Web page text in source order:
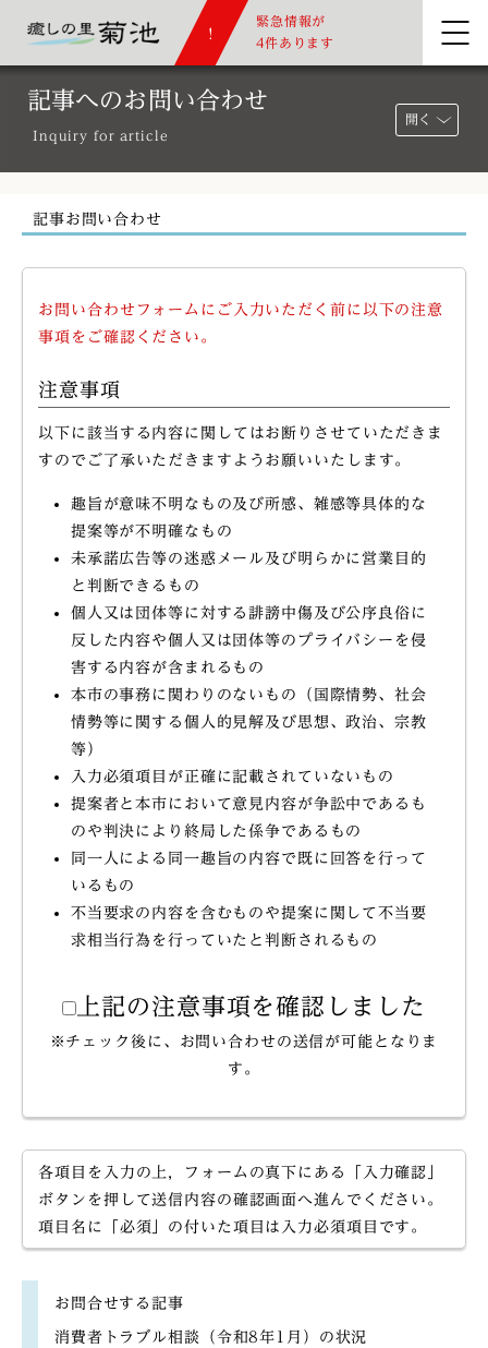
緊急情報が
4件あります
記事へのお問い合わせ
Inquiry for article
開く
記事お問い合わせ
お問い合わせフォームにご入力いただく前に以下の注意
事項をご確認ください。
注意事項
以下に該当する内容に関してはお断りさせていただきま
すのでご了承いただきますようお願いいたします。
趣旨が意味不明なもの及び所感、雑感等具体的な
提案等が不明確なもの
未承諾広告等の迷惑メール及び明らかに営業目的
と判断できるもの
個人又は団体等に対する誹謗中傷及び公序良俗に
反した内容や個人又は団体等のプライバシーを侵
害する内容が含まれるもの
本市の事務に関わりのないもの（国際情勢、社会
情勢等に関する個人的見解及び思想、政治、宗教
等）
入力必須項目が正確に記載されていないもの
提案者と本市において意見内容が争訟中であるも
のや判決により終局した係争であるもの
同一人による同一趣旨の内容で既に回答を行って
いるもの
不当要求の内容を含むものや提案に関して不当要
求相当行為を行っていたと判断されるもの
上記の注意事項を確認しました
※チェック後に、お問い合わせの送信が可能となりま
す。
各項目を入力の上，フォームの真下にある「入力確認」
ボタンを押して送信内容の確認画面へ進んでください。
項目名に「必須」の付いた項目は入力必須項目です。
お問合せする記事
消費者トラブル相談（令和8年1月）の状況